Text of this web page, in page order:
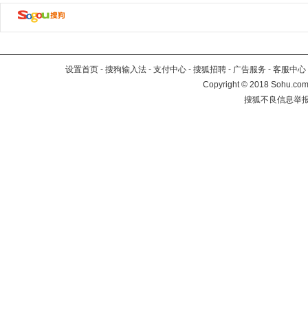
设置首页 - 搜狗输入法 - 支付中心 - 搜狐招聘 - 广告服务 - 客服中心
Copyright©2018
搜狐不良信息举